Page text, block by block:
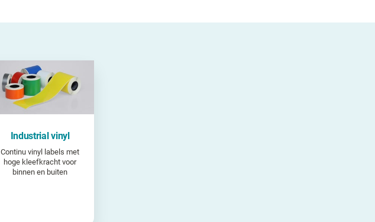
Industrial vinyl
Continu vinyl labels met
hoge kleefkracht voor
binnen en buiten